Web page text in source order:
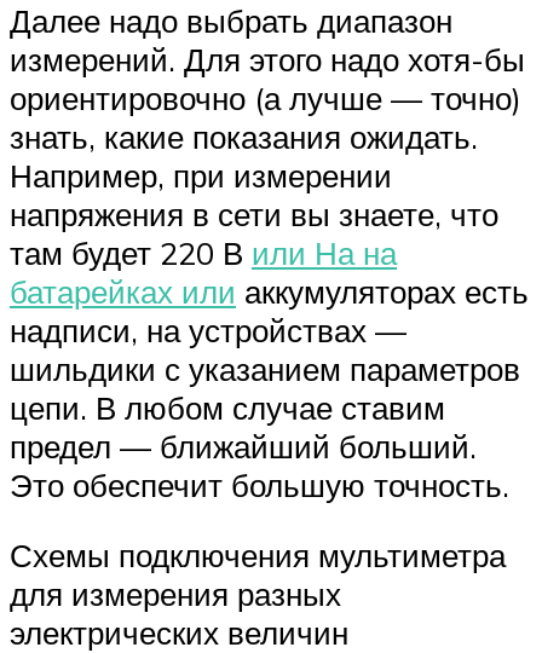
Далее надо выбрать диапазон
измерений. Для этого надо хотя-бы
ориентировочно (а лучше — точно)
знать, какие показания ожидать.
Например, при измерении
напряжения в сети вы знаете, что
там будет 220 В или На на
батарейках или аккумуляторах есть
надписи, на устройствах —
шильдики с указанием параметров
цепи. В любом случае ставим
предел — ближайший больший.
Это обеспечит большую точность.
Схемы подключения мультиметра
для измерения разных
электрических величин